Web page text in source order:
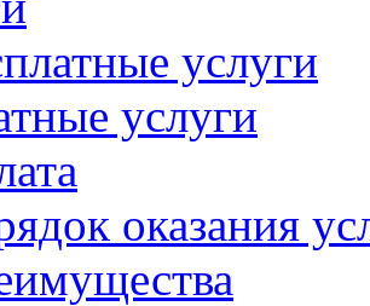
услуги
услуги
оказания